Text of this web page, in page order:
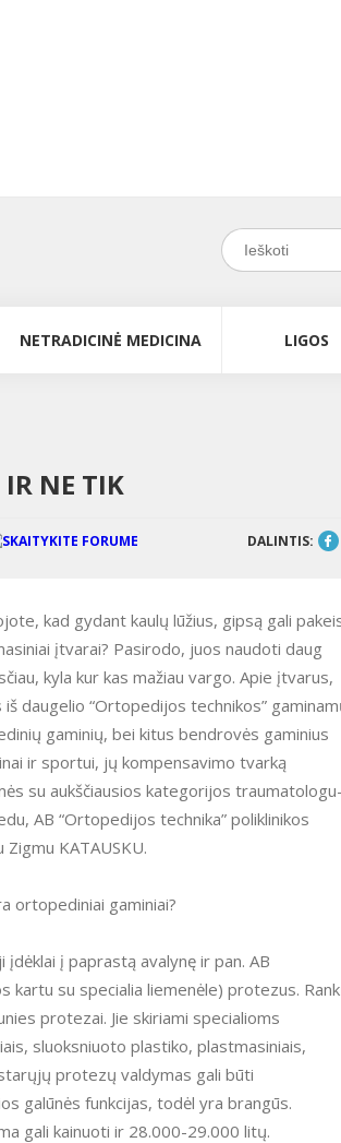
NETRADICINĖ MEDICINA LIGOS
NE TIK
DALINTIS:
kad gydant kaulų lūžius, gipsą gali
įtvarai? Pasirodo, juos naudoti daug
kyla kur kas mažiau vargo. Apie įtvarus,
iš daugelio “Ortopedijos technikos”
gaminių, bei kitus bendrovės gaminius
ir sportui, jų kompensavimo tvarką
su aukščiausios kategorijos traumatologu-
AB “Ortopedijos technika” poliklinikos
Zigmu KATAUSKU.
ortopediniai gaminiai?
į paprastą avalynę ir pan. AB
kartu su specialia liemenėle) protezus.
protezai. Jie skiriami specialioms
sluoksniuoto plastiko, plastmasiniais,
protezų valdymas gali būti
galūnės funkcijas, todėl yra brangūs.
gali kainuoti ir 28.000-29.000 litų.